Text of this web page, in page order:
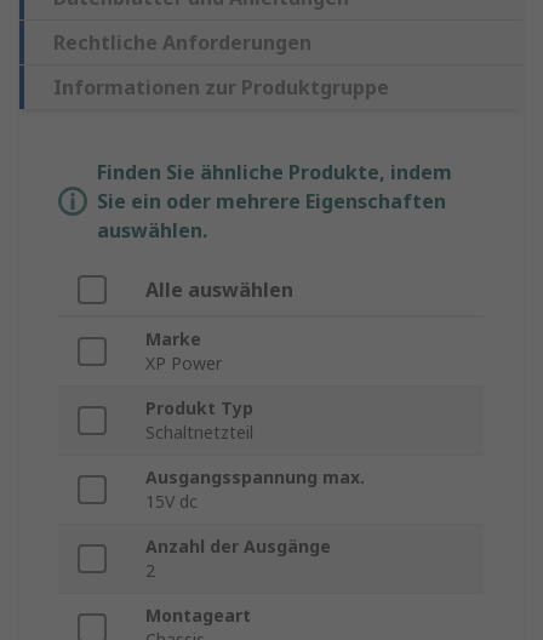
Rechtliche Anforderungen
Informationen zur Produktgruppe
Finden Sie ähnliche Produkte, indem
Sie ein oder mehrere Eigenschaften
auswählen.
Alle auswählen
Marke
XP Power
Produkt Typ
Schaltnetzteil
Ausgangsspannung max.
15V dc
Anzahl der Ausgänge
2
Montageart